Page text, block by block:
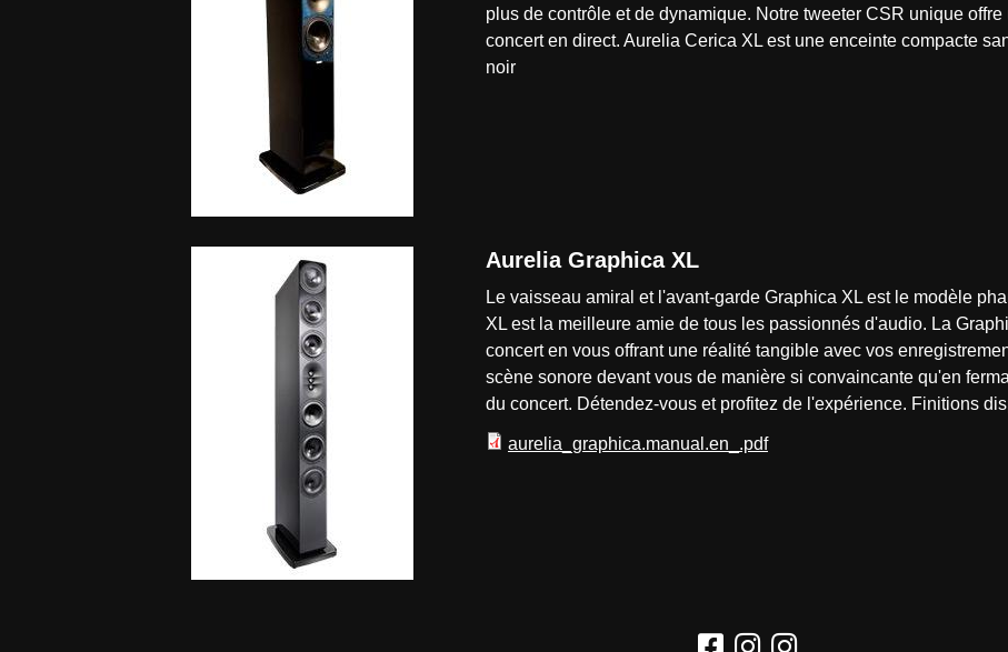
plus de contrôle et de dynamique. Notre tweeter CSR unique
concert en direct. Aurelia Cerica XL est une enceinte compacte
noir
Aurelia Graphica XL
Le vaisseau amiral et l'avant-garde Graphica XL est le modèle
XL est la meilleure amie de tous les passionnés d'audio. La
concert en vous offrant une réalité tangible avec vos
scène sonore devant vous de manière si convaincante qu'en
du concert. Détendez-vous et profitez de l'expérience. Finitions
aurelia_graphica.manual.en_.pdf